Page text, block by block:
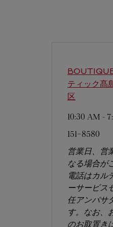
ティック髙
区
10:30 AM -
151-8580
営業日、営
なる場合が
電話はカル
ーサービス
任アンバサ
す。なお、
のお取置き